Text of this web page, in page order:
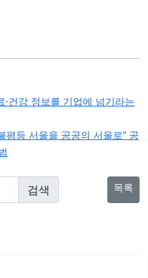
건강 정보를 기업에 넘기라는
평등 서울을 공공의 서울로” 공
목록